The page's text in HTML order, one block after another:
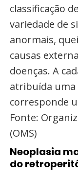
classificação
variedade de
anormais,
causas
doenças. A
atribuída uma
corresponde
Fonte:
(OMS)
Neoplasia
do